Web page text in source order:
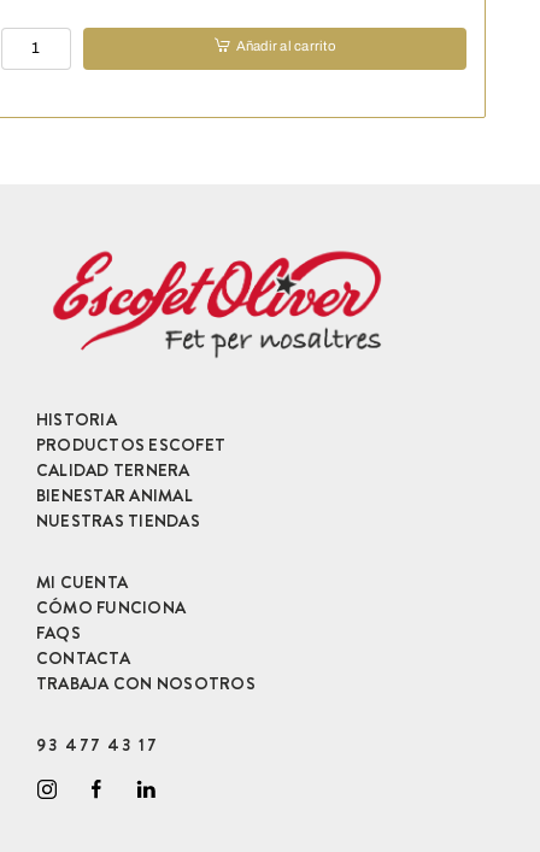
Carne
de
adobada
Añadir al carrito
HISTORIA
PRODUCTOS ESCOFET
CALIDAD TERNERA
BIENESTAR ANIMAL
NUESTRAS TIENDAS
MI CUENTA
CÓMO FUNCIONA
FAQS
CONTACTA
TRABAJA CON NOSOTROS
93 477 43 17